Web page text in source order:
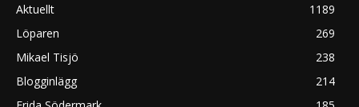
Aktuellt
1189
Löparen
269
Mikael Tisjö
238
Blogginlägg
214